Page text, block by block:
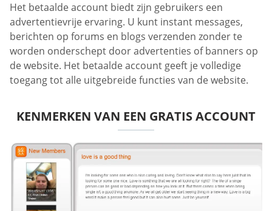
Het betaalde account biedt zijn gebruikers een
advertentievrije ervaring. U kunt instant messages,
berichten op forums en blogs verzenden zonder te
worden onderschept door advertenties of banners op
de website. Het betaalde account geeft je volledige
toegang tot alle uitgebreide functies van de website.
KENMERKEN VAN EEN GRATIS ACCOUNT